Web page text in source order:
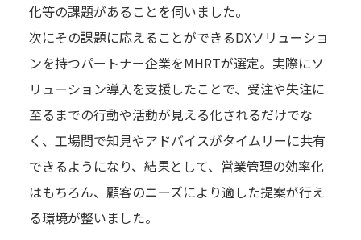
化等の課題があることを伺いました。
次にその課題に応えることができるDXソリューショ
ンを持つパートナー企業をMHRTが選定。実際にソ
リューション導入を支援したことで、受注や失注に
至るまでの行動や活動が見える化されるだけでな
く、工場間で知見やアドバイスがタイムリーに共有
できるようになり、結果として、営業管理の効率化
はもちろん、顧客のニーズにより適した提案が行え
る環境が整いました。